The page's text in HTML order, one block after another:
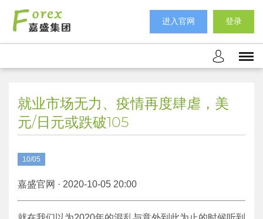
进入官网 登录
就业市场无力、疫情再度肆虐，美
元/日元或跌破105
10/05
嘉盛官网 · 2020-10-05 20:00